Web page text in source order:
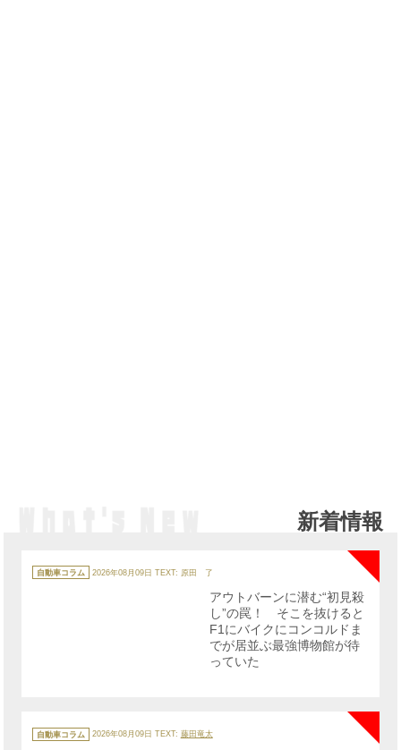
新着情報
テ
ゴ
自動車コラム 2026年08月09日 TEXT: 原田 了
NEW
アウトバーンに潜む“初見殺
し”の罠！ そこを抜けると
F1にバイクにコンコルドま
でが居並ぶ最強博物館が待
っていた
テ
ゴ
自動車コラム 2026年08月09日 TEXT: 藤田竜太